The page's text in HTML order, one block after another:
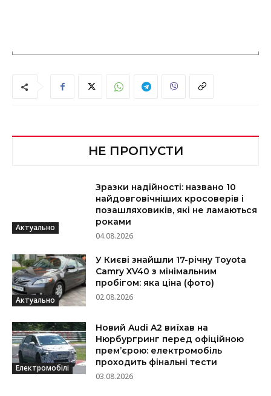
НЕ ПРОПУСТИ
Актуально
Зразки надійності: названо 10
найдовговічніших кросоверів і
позашляховиків, які не ламаються
роками
04.08.2026
Актуально
У Києві знайшли 17-річну Toyota
Camry XV40 з мінімальним
пробігом: яка ціна (фото)
02.08.2026
Електромобілі
Новий Audi A2 виїхав на
Нюрбургринг перед офіційною
прем’єрою: електромобіль
проходить фінальні тести
03.08.2026